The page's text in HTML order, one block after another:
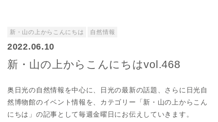
新・山の上からこんにちは 自然情報
2022.06.10
新・山の上からこんにちはvol.468
奥日光の自然情報を中心に、日光の最新の話題、さらに日光自
然博物館のイベント情報を、カテゴリー「新・山の上からこん
にちは」の記事として毎週金曜日にお伝えしていきます。